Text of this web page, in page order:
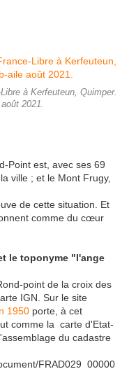
à Kerfeuteun, Quimper.
2021.
Point est, avec ses 69
ville ; et le Mont Frugy,
de cette situation. Et
comme du cœur
le toponyme "l'ange
point de la croix des
IGN. Sur le site
1950 porte, à cet
comme la carte d'Etat-
du cadastre
FRAD029_00000